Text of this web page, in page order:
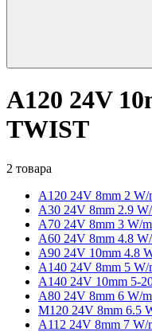
A120 24V
TWIST
2 товара
A120 24V 8mm 2 W/
A30 24V 8mm 2.9
A70 24V 8mm 3 W/
A60 24V 8mm 4.8
A90 24V 10mm 4.8
A140 24V 8mm 5 W/
A140 24V 10mm 5-
A80 24V 8mm 6 W/m
M120 24V 8mm 6.5
A112 24V 8mm 7 W/